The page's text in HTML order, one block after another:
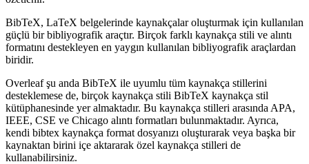
BibTeX, LaTeX belgelerinde kaynakçalar oluşturmak için kullanılan
güçlü bir bibliyografik araçtır. Birçok farklı kaynakça stili ve alıntı
formatını destekleyen en yaygın kullanılan bibliyografik araçlardan
biridir.
Overleaf şu anda BibTeX ile uyumlu tüm kaynakça stillerini
desteklemese de, birçok kaynakça stili BibTeX kaynakça stil
kütüphanesinde yer almaktadır. Bu kaynakça stilleri arasında APA,
IEEE, CSE ve Chicago alıntı formatları bulunmaktadır. Ayrıca,
kendi bibtex kaynakça format dosyanızı oluşturarak veya başka bir
kaynaktan birini içe aktararak özel kaynakça stilleri de
kullanabilirsiniz.